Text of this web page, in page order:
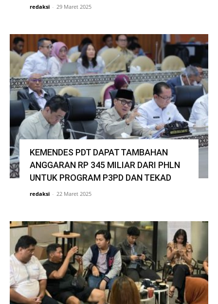
redaksi - 29 Maret 2025
KEMENDES PDT DAPAT TAMBAHAN
ANGGARAN RP 345 MILIAR DARI PHLN
UNTUK PROGRAM P3PD DAN TEKAD
redaksi - 22 Maret 2025